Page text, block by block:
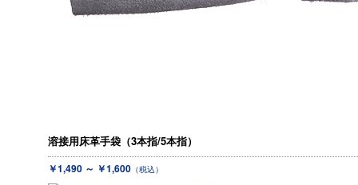
溶接用床革手袋（3本指/5本指）
￥1,490 ～ ￥1,600 （税込）